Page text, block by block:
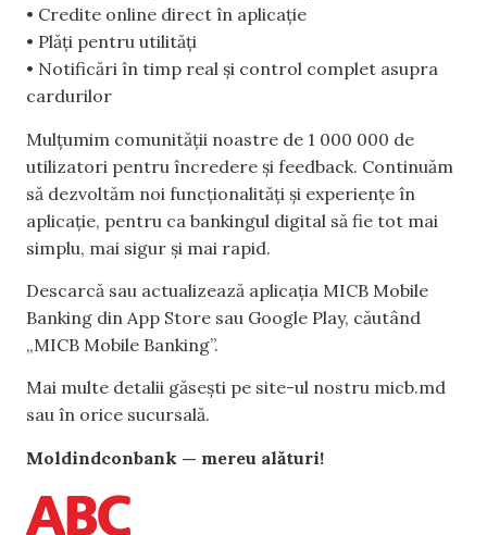
• Credite online direct în aplicație
• Plăți pentru utilități
• Notificări în timp real și control complet asupra
cardurilor
Mulțumim comunității noastre de 1 000 000 de
utilizatori pentru încredere și feedback. Continuăm
să dezvoltăm noi funcționalități și experiențe în
aplicație, pentru ca bankingul digital să fie tot mai
simplu, mai sigur și mai rapid.
Descarcă sau actualizează aplicația MICB Mobile
Banking din App Store sau Google Play, căutând
„MICB Mobile Banking”.
Mai multe detalii găsești pe site-ul nostru micb.md
sau în orice sucursală.
Moldindconbank — mereu alături!